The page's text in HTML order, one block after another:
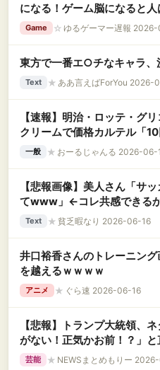
になる！ゲーム脳になると
か思いだす！」←この理論
Game ☆ ゆるゲーマー遅報
東方で一番エ○チなキャラ、
Text ★ ああ言えばForYou 2026-
【速報】明治・ロッテ・グ
クリームで価格カルテル「
フォーマンスだった」
一般 ★ おーるじゃんる 2026-06-
【悲報画像】美人さん「サ
てwww」←コレ共感できる
Text ★ 貧乏暇なり 2026-06-16
井口裕香さんのトレーニン
を越えるｗｗｗｗ
アニメ ★ ぐら速 2026-06-16
【悲報】トランプ大統領、
がない！正気かお前！？」
ｗｗｗ
芸能 ★ NEWSまとめもりー